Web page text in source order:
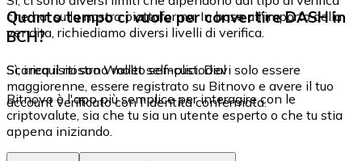
che hai sulla nostra piattaforma. In base all'importo della
vendita, richiediamo diversi livelli di verifica.
Quanto tempo ci vuole per convertire DASH in
BCH?
Sì, i requisiti sono molto semplici. Devi solo essere
maggiorenne, essere registrato su Bitnovo e avere il tuo
account verificato con l'identità confermata.
Scarica il nostro Wallet self-custodial
Bitnovo è l'app più semplice per interagire con le
criptovalute, sia che tu sia un utente esperto o che tu stia
appena iniziando.